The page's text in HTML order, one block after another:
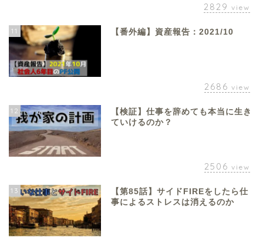
2829 view
11 【番外編】資産報告：2021/10
2686 view
12
【検証】仕事を辞めても本当に生き
ていけるのか？
2506 view
13
【第85話】サイドFIREをしたら仕
事によるストレスは消えるのか
お金について